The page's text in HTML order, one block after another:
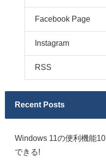
Facebook Page
Instagram
RSS
Recent Posts
Windows 11の便利機能
できる!